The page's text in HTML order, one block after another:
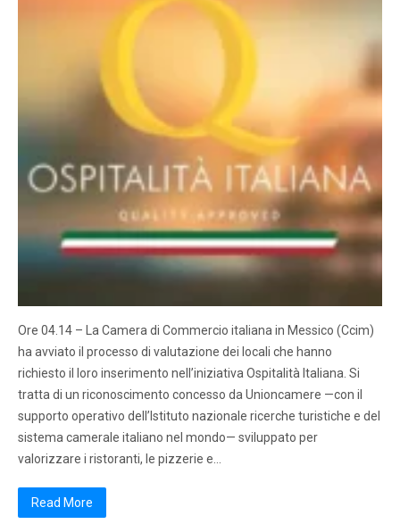
Ore 04.14 – La Camera di Commercio italiana in Messico (Ccim)
ha avviato il processo di valutazione dei locali che hanno
richiesto il loro inserimento nell’iniziativa Ospitalità Italiana. Si
tratta di un riconoscimento concesso da Unioncamere —con il
supporto operativo dell’Istituto nazionale ricerche turistiche e del
sistema camerale italiano nel mondo— sviluppato per
valorizzare i ristoranti, le pizzerie e…
Read More